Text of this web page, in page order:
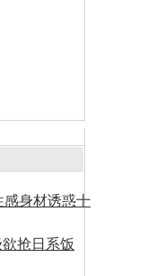
感身材诱惑十
抢日系饭